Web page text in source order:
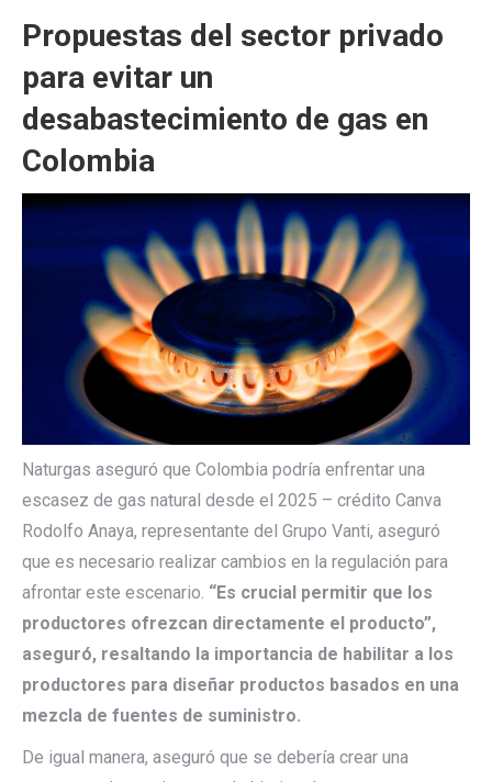
Propuestas del sector privado
para evitar un
desabastecimiento de gas en
Colombia
Naturgas aseguró que Colombia podría enfrentar una
escasez de gas natural desde el 2025 – crédito Canva
Rodolfo Anaya, representante del Grupo Vanti, aseguró
que es necesario realizar cambios en la regulación para
afrontar este escenario. “Es crucial permitir que los
productores ofrezcan directamente el producto”,
aseguró, resaltando la importancia de habilitar a los
productores para diseñar productos basados en una
mezcla de fuentes de suministro.
De igual manera, aseguró que se debería crear una